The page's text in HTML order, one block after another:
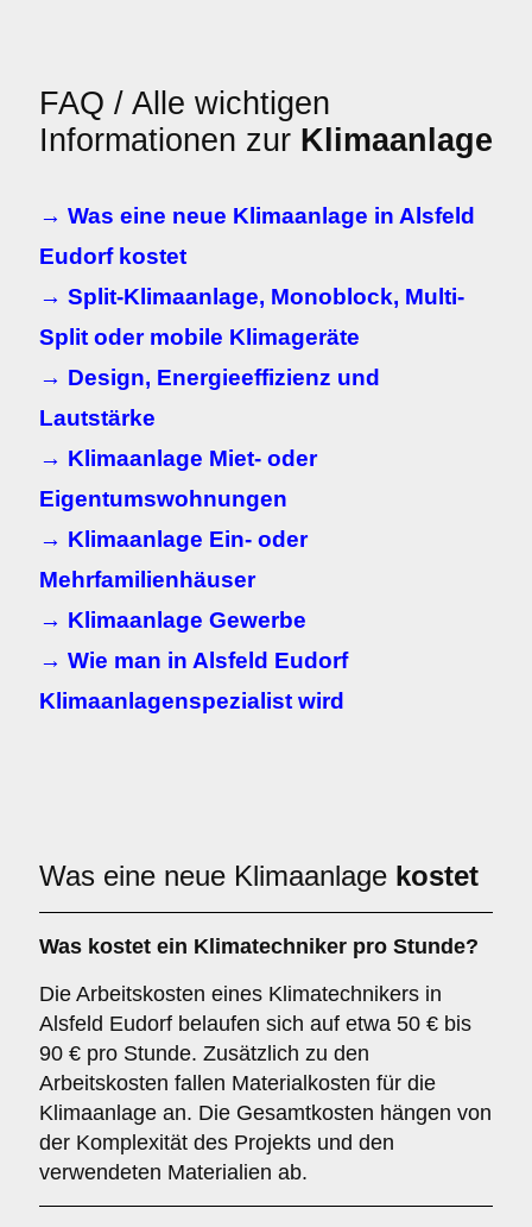
FAQ / Alle wichtigen
Informationen zur Klimaanlage
→ Was eine neue Klimaanlage in Alsfeld
Eudorf kostet
→ Split-Klimaanlage, Monoblock, Multi-
Split oder mobile Klimageräte
→ Design, Energieeffizienz und
Lautstärke
→ Klimaanlage Miet- oder
Eigentumswohnungen
→ Klimaanlage Ein- oder
Mehrfamilienhäuser
→ Klimaanlage Gewerbe
→ Wie man in Alsfeld Eudorf
Klimaanlagenspezialist wird
Was eine neue Klimaanlage kostet
Was kostet ein Klimatechniker pro Stunde?
Die Arbeitskosten eines Klimatechnikers in
Alsfeld Eudorf belaufen sich auf etwa 50 € bis
90 € pro Stunde. Zusätzlich zu den
Arbeitskosten fallen Materialkosten für die
Klimaanlage an. Die Gesamtkosten hängen von
der Komplexität des Projekts und den
verwendeten Materialien ab.